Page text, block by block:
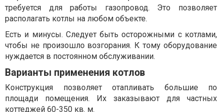
требуется для работы газопровод. Это позволяет
располагать котлы на любом объекте.
Есть и минусы. Следует быть осторожными с котлами,
чтобы не произошло возгорания. К тому оборудование
нуждается в постоянном обслуживании.
Варианты применения котлов
Конструкция позволяет отапливать большие по
площади помещения. Их заказывают для частных
коттеджей 60-350 кв. м.